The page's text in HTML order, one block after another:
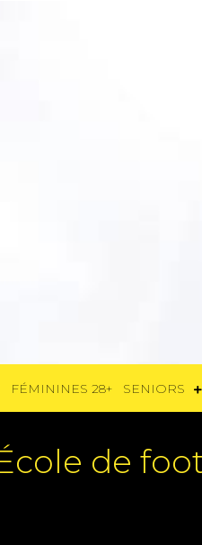
FÉMININES 28+ SENIORS
de